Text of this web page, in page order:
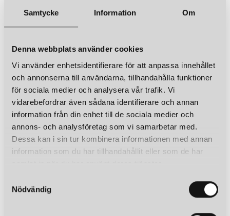
Samtycke Information Om
Denna webbplats använder cookies
Vi använder enhetsidentifierare för att anpassa innehållet
och annonserna till användarna, tillhandahålla funktioner
för sociala medier och analysera vår trafik. Vi
vidarebefordrar även sådana identifierare och annan
information från din enhet till de sociala medier och
annons- och analysföretag som vi samarbetar med.
Dessa kan i sin tur kombinera informationen med annan
information som du har tillhandahållit eller som de har
Nödvändig